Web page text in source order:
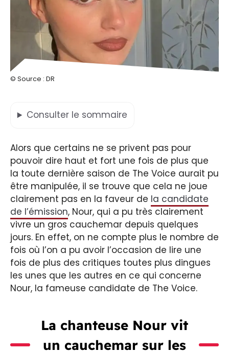
© Source : DR
Consulter le sommaire
Alors que certains ne se privent pas pour
pouvoir dire haut et fort une fois de plus que
la toute dernière saison de The Voice aurait pu
être manipulée, il se trouve que cela ne joue
clairement pas en la faveur de la candidate
de l’émission, Nour, qui a pu très clairement
vivre un gros cauchemar depuis quelques
jours. En effet, on ne compte plus le nombre de
fois où l’on a pu avoir l’occasion de lire une
fois de plus des critiques toutes plus dingues
les unes que les autres en ce qui concerne
Nour, la fameuse candidate de The Voice.
La chanteuse Nour vit
un cauchemar sur les